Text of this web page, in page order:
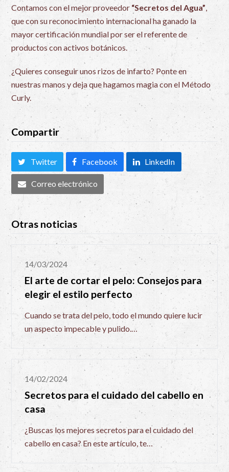
Contamos con el mejor proveedor “Secretos del Agua”,
que con su reconocimiento internacional ha ganado la
mayor certificación mundial por ser el referente de
productos con activos botánicos.
¿Quieres conseguir unos rizos de infarto? Ponte en
nuestras manos y deja que hagamos magia con el Método
Curly.
Compartir
Twitter Facebook LinkedIn
Correo electrónico
Otras noticias
14/03/2024
El arte de cortar el pelo: Consejos para
elegir el estilo perfecto
Cuando se trata del pelo, todo el mundo quiere lucir
un aspecto impecable y pulido.…
14/02/2024
Secretos para el cuidado del cabello en
casa
¿Buscas los mejores secretos para el cuidado del
cabello en casa? En este artículo, te…